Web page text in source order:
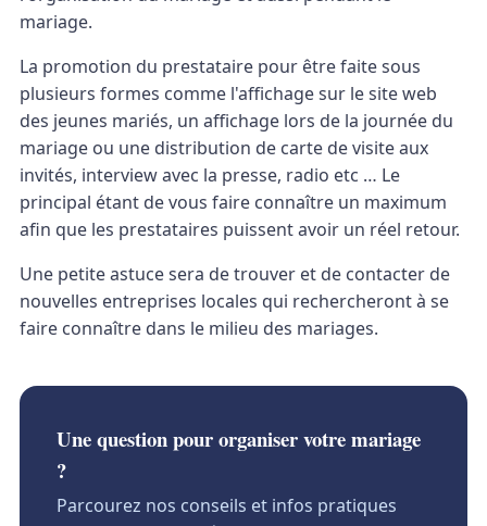
mariage.
La promotion du prestataire pour être faite sous
plusieurs formes comme l'affichage sur le site web
des jeunes mariés, un affichage lors de la journée du
mariage ou une distribution de carte de visite aux
invités, interview avec la presse, radio etc … Le
principal étant de vous faire connaître un maximum
afin que les prestataires puissent avoir un réel retour.
Une petite astuce sera de trouver et de contacter de
nouvelles entreprises locales qui rechercheront à se
faire connaître dans le milieu des mariages.
Une question pour organiser votre mariage
?
Parcourez nos conseils et infos pratiques